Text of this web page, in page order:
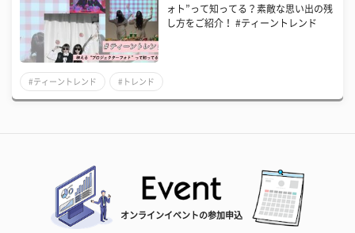
ォト”って知ってる？素敵な思い出の残
し方をご紹介！ #ティーントレンド
#ティーントレンド #トレンド
オンラインイベントの参加申込